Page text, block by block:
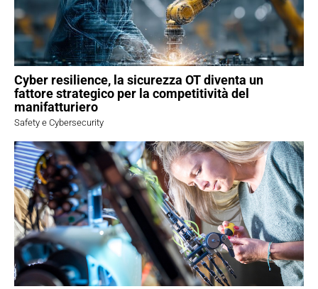
Cyber resilience, la sicurezza OT diventa un
fattore strategico per la competitività del
manifatturiero
Safety e Cybersecurity